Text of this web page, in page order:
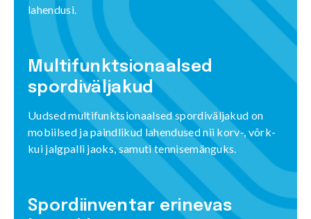
lahendusi.
Multifunktsionaalsed
spordiväljakud
Uudsed multifunktsionaalsed spordiväljakud on
mobiilsed ja paindlikud lahendused nii korv-, võrk-
kui jalgpalli jaoks, samuti tennisemänguks.
Spordiinventar erinevas